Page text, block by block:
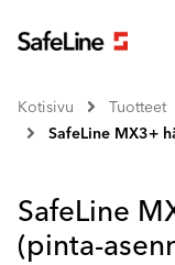
Kotisivu Tuotteet
SafeLine MX3+
SafeLine
(pinta-